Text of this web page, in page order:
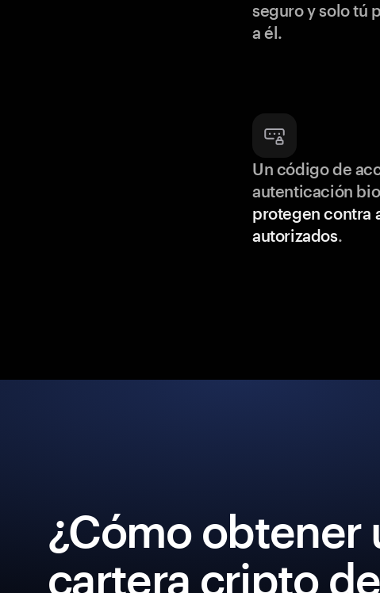
seguro y solo tú
a él.
Un código de
autenticación
protegen contra
autorizados.
¿Cómo obtener
cartera cripto